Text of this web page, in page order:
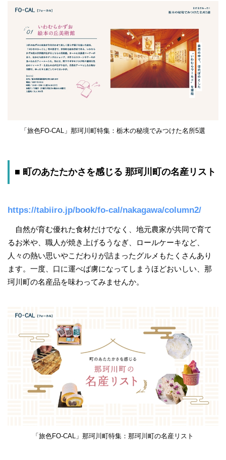
「旅色FO-CAL」那珂川町特集：栃木の秘境でみつけた名所5選
■ 町のあたたかさを感じる 那珂川町の名産リスト
https://tabiiro.jp/book/fo-cal/nakagawa/column2/
自然が育む優れた食材だけでなく、地元農家が共同で育て
るお米や、職人が焼き上げるうなぎ、ロールケーキなど、
人々の熱い思いやこだわりが詰まったグルメもたくさんあり
ます。一度、口に運べば虜になってしまうほどおいしい、那
珂川町の名産品を味わってみませんか。
「旅色FO-CAL」那珂川町特集：那珂川町の名産リスト